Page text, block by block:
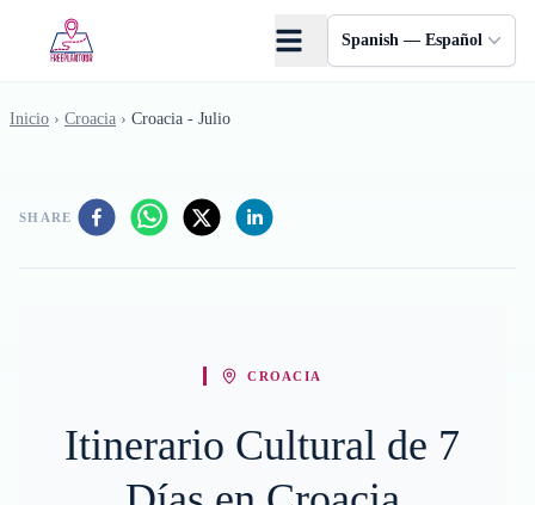
Spanish — Español
Inicio › Croacia › Croacia - Julio
SHARE
CROACIA
Itinerario Cultural de 7